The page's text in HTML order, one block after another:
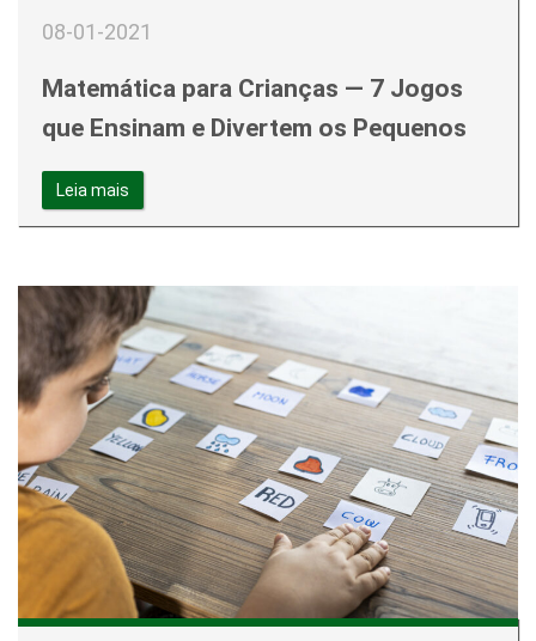
08-01-2021
Matemática para Crianças — 7 Jogos
que Ensinam e Divertem os Pequenos
Leia mais